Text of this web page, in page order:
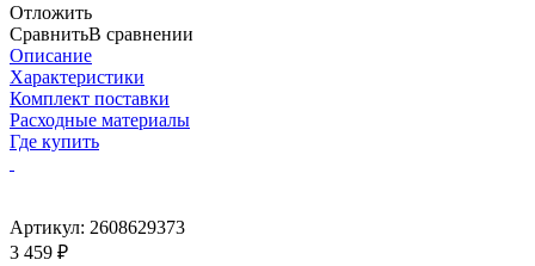
Отложить
СравнитьВ сравнении
Описание
Характеристики
Комплект поставки
Расходные материалы
Где купить
Артикул: 2608629373
3 459 ₽